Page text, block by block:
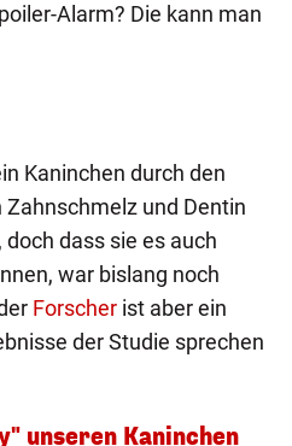
Alarm? Die kann man
Kaninchen durch den
und Dentin
dass sie es auch
war bislang noch
Forscher ist aber ein
der Studie sprechen
unseren Kaninchen